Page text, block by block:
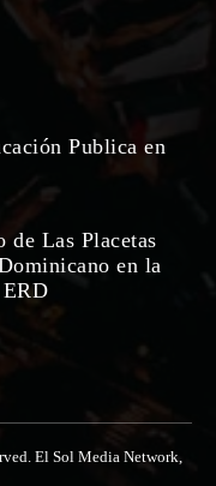
Publica en
de Las Placetas
en la
El Sol Media Network,